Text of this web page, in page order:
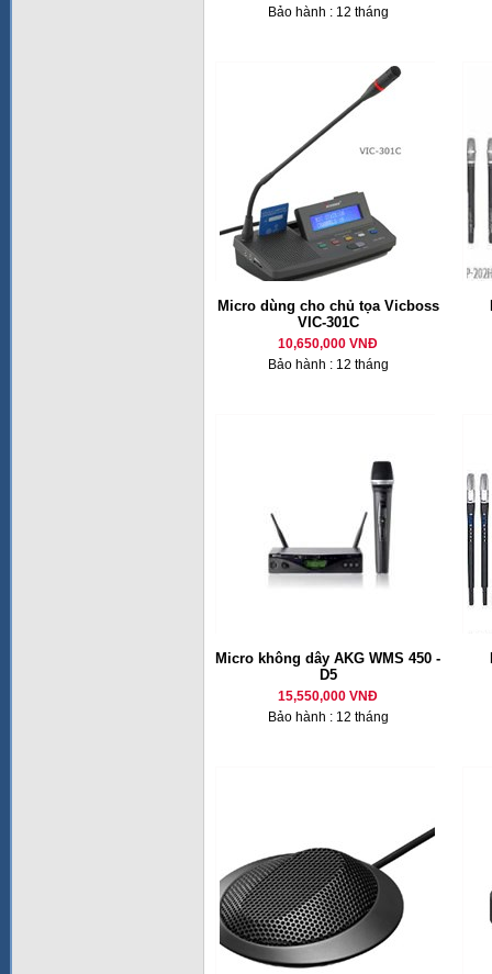
Bảo hành : 12 tháng
Micro dùng cho chủ tọa Vicboss
VIC-301C
10,650,000 VNĐ
Bảo hành : 12 tháng
Micro không dây AKG WMS 450 -
D5
15,550,000 VNĐ
Bảo hành : 12 tháng